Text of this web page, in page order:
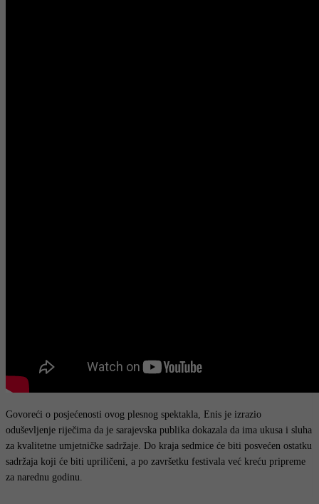
Govoreći o posjećenosti ovog plesnog spektakla, Enis je izrazio
oduševljenje riječima da je sarajevska publika dokazala da ima ukusa i sluha
za kvalitetne umjetničke sadržaje. Do kraja sedmice će biti posvećen ostatku
sadržaja koji će biti upriličeni, a po završetku festivala već kreću pripreme
za narednu godinu.